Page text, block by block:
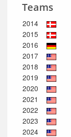
Teams
2014
2015
2016
2017
2018
2019
2020
2021
2022
2023
2024